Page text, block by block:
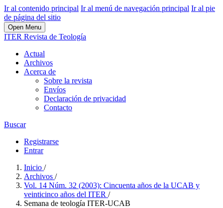
Ir al contenido principal Ir al menú de navegación principal Ir al pie
de página del sitio
Open Menu
ITER Revista de Teología
Actual
Archivos
Acerca de
Sobre la revista
Envíos
Declaración de privacidad
Contacto
Buscar
Registrarse
Entrar
Inicio /
Archivos /
Vol. 14 Núm. 32 (2003): Cincuenta años de la UCAB y
veinticinco años del ITER /
Semana de teología ITER-UCAB